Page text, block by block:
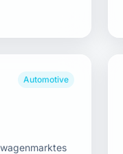
Automotive